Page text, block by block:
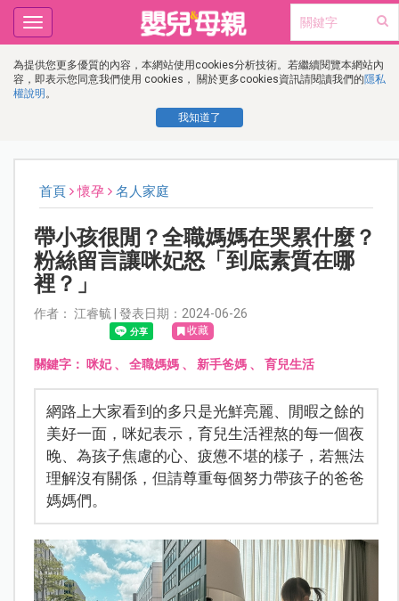
為提供您更多優質的內容，本網站使用cookies分析技術。若繼續閱覽本網站內
容，即表示您同意我們使用 cookies， 關於更多cookies資訊請閱讀我們的隱私
權說明 。
我知道了
Toggle
navigation
首頁 懷孕 名人家庭
帶小孩很閒？全職媽媽在哭累什麼？
粉絲留言讓咪妃怒「到底素質在哪
裡？」
作者： 江睿毓 | 發表日期：2024-06-26
收藏
關鍵字： 咪妃、 全職媽媽、 新手爸媽、 育兒生活
網路上大家看到的多只是光鮮亮麗、閒暇之餘的
美好一面，咪妃表示，育兒生活裡熬的每一個夜
晚、為孩子焦慮的心、疲憊不堪的樣子，若無法
理解沒有關係，但請尊重每個努力帶孩子的爸爸
媽媽們。